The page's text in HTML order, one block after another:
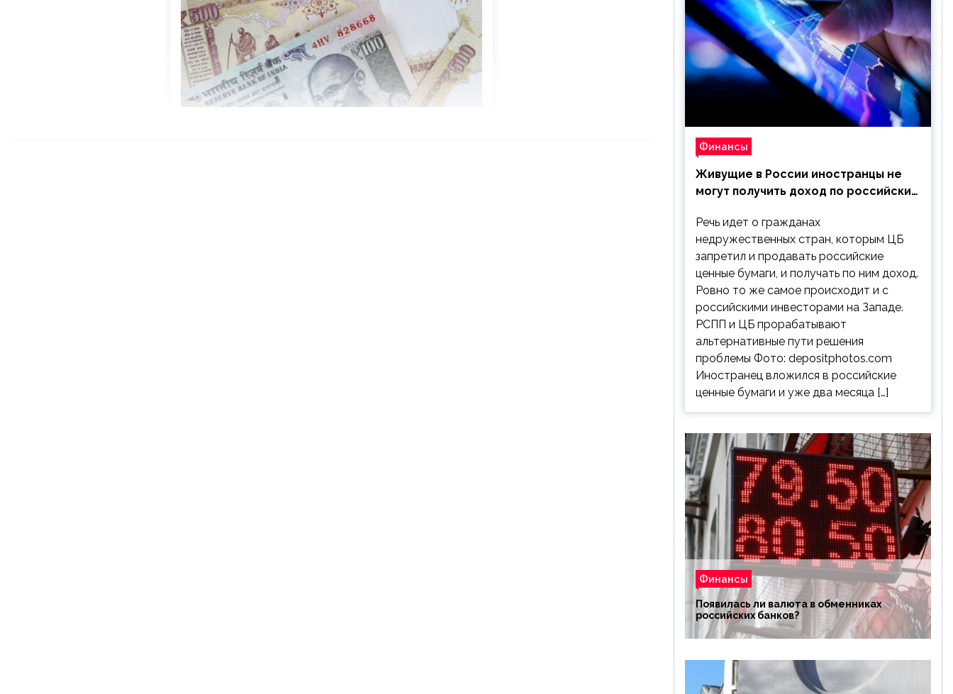
Финансы
Живущие в России иностранцы не
могут получить доход по российским
Речь идет о гражданах
недружественных стран, которым ЦБ
запретил и продавать российские
ценные бумаги, и получать по ним доход.
Ровно то же самое происходит и с
российскими инвесторами на Западе.
РСПП и ЦБ прорабатывают
альтернативные пути решения
проблемы Фото: depositphotos.com
Иностранец вложился в российские
ценные бумаги и уже два месяца […]
Финансы
Появилась ли валюта в обменниках
российских банков?